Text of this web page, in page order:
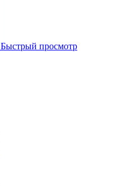
Быстрый просмотр